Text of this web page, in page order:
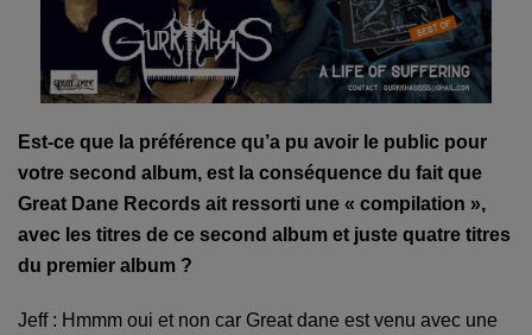
Est-ce que la préférence qu’a pu avoir le public pour
votre second album, est la conséquence du fait que
Great Dane Records ait ressorti une « compilation »,
avec les titres de ce second album et juste quatre titres
du premier album ?
Jeff : Hmmm oui et non car Great dane est venu avec une